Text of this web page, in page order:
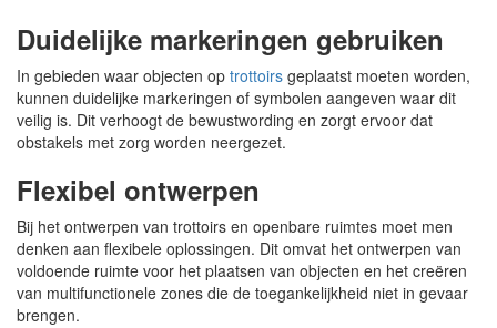
Duidelijke markeringen gebruiken
In gebieden waar objecten op trottoirs geplaatst moeten worden,
kunnen duidelijke markeringen of symbolen aangeven waar dit
veilig is. Dit verhoogt de bewustwording en zorgt ervoor dat
obstakels met zorg worden neergezet.
Flexibel ontwerpen
Bij het ontwerpen van trottoirs en openbare ruimtes moet men
denken aan flexibele oplossingen. Dit omvat het ontwerpen van
voldoende ruimte voor het plaatsen van objecten en het creëren
van multifunctionele zones die de toegankelijkheid niet in gevaar
brengen.